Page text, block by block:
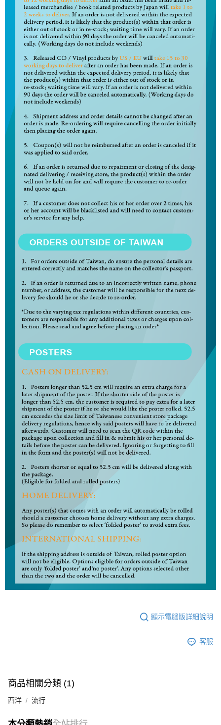
顯示電腦版詳細說明
客服
商品相關分類 (1)
西洋 流行